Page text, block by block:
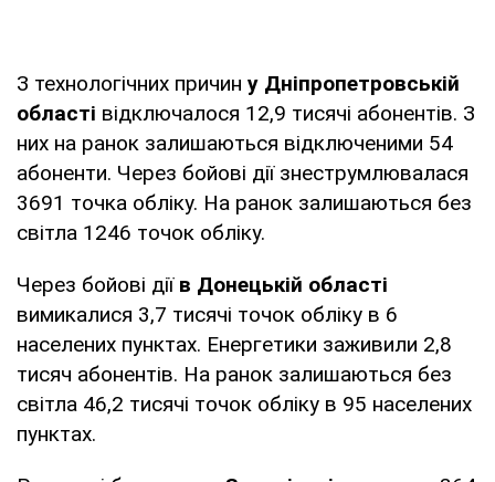
З технологічних причин у Дніпропетровській
області відключалося 12,9 тисячі абонентів. З
них на ранок залишаються відключеними 54
абоненти. Через бойові дії знеструмлювалася
3691 точка обліку. На ранок залишаються без
світла 1246 точок обліку.
Через бойові дії в Донецькій області
вимикалися 3,7 тисячі точок обліку в 6
населених пунктах. Енергетики заживили 2,8
тисяч абонентів. На ранок залишаються без
світла 46,2 тисячі точок обліку в 95 населених
пунктах.